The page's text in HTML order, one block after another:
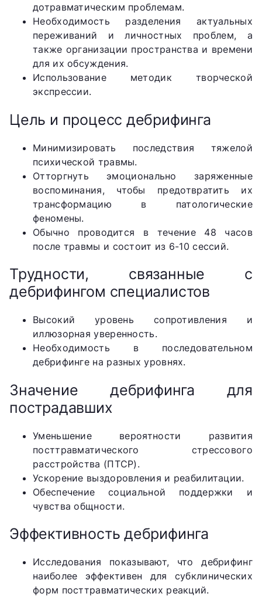
дотравматическим проблемам.
Необходимость разделения актуальных
переживаний и личностных проблем, а
также организации пространства и времени
для их обсуждения.
Использование методик творческой
экспрессии.
Цель и процесс дебрифинга
Минимизировать последствия тяжелой
психической травмы.
Отторгнуть эмоционально заряженные
воспоминания, чтобы предотвратить их
трансформацию в патологические
феномены.
Обычно проводится в течение 48 часов
после травмы и состоит из 6-10 сессий.
Трудности, связанные с
дебрифингом специалистов
Высокий уровень сопротивления и
иллюзорная уверенность.
Необходимость в последовательном
дебрифинге на разных уровнях.
Значение дебрифинга для
пострадавших
Уменьшение вероятности развития
посттравматического стрессового
расстройства (ПТСР).
Ускорение выздоровления и реабилитации.
Обеспечение социальной поддержки и
чувства общности.
Эффективность дебрифинга
Исследования показывают, что дебрифинг
наиболее эффективен для субклинических
форм посттравматических реакций.